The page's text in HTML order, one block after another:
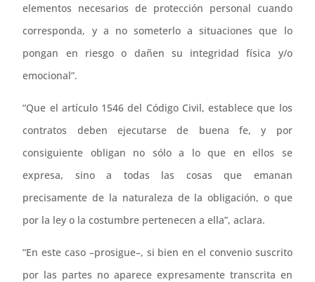
elementos necesarios de protección personal cuando
corresponda, y a no someterlo a situaciones que lo
pongan en riesgo o dañen su integridad física y/o
emocional”.
“Que el artículo 1546 del Código Civil, establece que los
contratos deben ejecutarse de buena fe, y por
consiguiente obligan no sólo a lo que en ellos se
expresa, sino a todas las cosas que emanan
precisamente de la naturaleza de la obligación, o que
por la ley o la costumbre pertenecen a ella”, aclara.
“En este caso –prosigue–, si bien en el convenio suscrito
por las partes no aparece expresamente transcrita en